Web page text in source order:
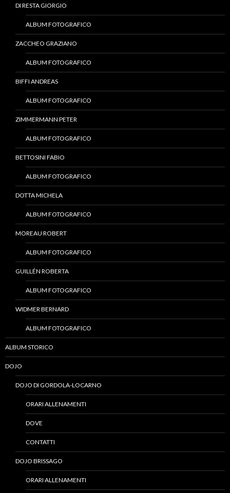
DI RESTA GIORGIO
ALBUM FOTOGRAFICO
ZACCHEO GRAZIANO
ALBUM FOTOGRAFICO
BIFFI ANDREAS
ALBUM FOTOGRAFICO
ZIMMERMANN PETER
ALBUM FOTOGRAFICO
BETTOSINI FABIO
ALBUM FOTOGRAFICO
DOTTA MICHELA
ALBUM FOTOGRAFICO
MOREAU ROBERT
ALBUM FOTOGRAFICO
GUILLÉN ROBERTA
ALBUM FOTOGRAFICO
WIDMER BERNARD
ALBUM FOTOGRAFICO
ALBUM STORICO
DOJO
DOJO DI GORDOLA-LOCARNO
ORARI ALLENAMENTI
DOVE
CONTATTI
DOJO BRISSAGO
ORARI ALLENAMENTI